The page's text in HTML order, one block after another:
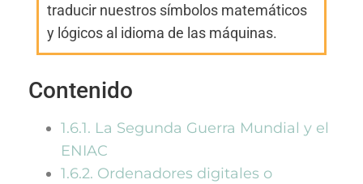
traducir nuestros símbolos matemáticos
y lógicos al idioma de las máquinas.
Contenido
1.6.1. La Segunda Guerra Mundial y el
ENIAC
1.6.2. Ordenadores digitales o